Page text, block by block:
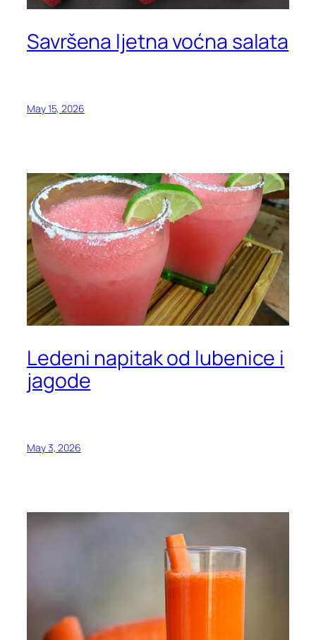
Savršena ljetna voćna salata
May 15, 2026
Ledeni napitak od lubenice i
jagode
May 3, 2026